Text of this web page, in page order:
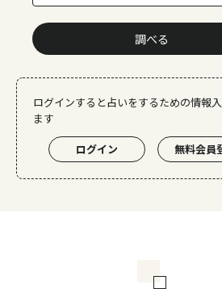
調べる
ログインすると占いをするための情報
ます
ログイン
無料会員